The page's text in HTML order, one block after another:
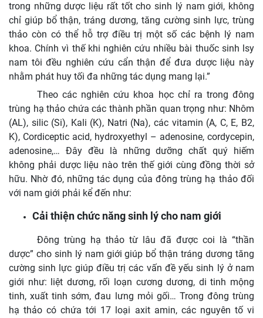
trong những dược liệu rất tốt cho sinh lý nam giới, không
chỉ giúp bổ thận, tráng dương, tăng cường sinh lực, trùng
thảo còn có thể hỗ trợ điều trị một số các bệnh lý nam
khoa. Chính vì thế khi nghiên cứu nhiều bài thuốc sinh lsy
nam tôi đều nghiên cứu cẩn thận để đưa dược liệu này
nhằm phát huy tối đa những tác dụng mang lại.”
Theo các nghiên cứu khoa học chỉ ra trong đông
trùng hạ thảo chứa các thành phần quan trọng như: Nhôm
(AL), silic (Si), Kali (K), Natri (Na), các vitamin (A, C, E, B2,
K), Cordiceptic acid, hydroxyethyl – adenosine, cordycepin,
adenosine,… Đây đều là những dưỡng chất quý hiếm
không phải dược liệu nào trên thế giới cùng đồng thời sở
hữu. Nhờ đó, những tác dụng của đông trùng hạ thảo đối
với nam giới phải kể đến như:
Cải thiện chức năng sinh lý cho nam giới
Đông trùng hạ thảo từ lâu đã được coi là “thần
dược” cho sinh lý nam giới giúp bổ thận tráng dương tăng
cường sinh lực giúp điều trị các vấn đề yếu sinh lý ở nam
giới như: liệt dương, rối loạn cương dương, di tinh mộng
tinh, xuất tinh sớm, đau lưng mỏi gối… Trong đông trùng
hạ thảo có chứa tới 17 loại axit amin, các nguyên tố vi